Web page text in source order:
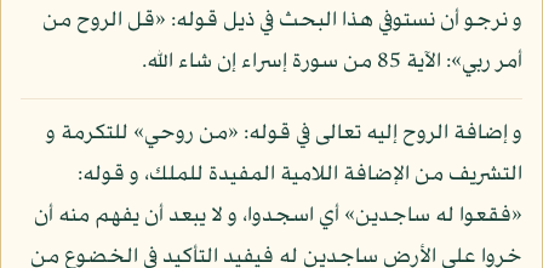
و نرجو أن نستوفي هذا البحث في ذيل قوله: «قل الروح من
أمر ربي»: الآية 85 من سورة إسراء إن شاء الله.
و إضافة الروح إليه تعالى في قوله: «من روحي» للتكرمة و
التشريف من الإضافة اللامية المفيدة للملك، و قوله:
«فقعوا له ساجدين» أي اسجدوا، و لا يبعد أن يفهم منه أن
خروا على الأرض ساجدين له فيفيد التأكيد في الخضوع من